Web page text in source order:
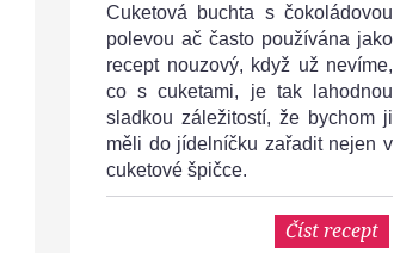
Cuketová buchta s čokoládovou
polevou ač často používána jako
recept nouzový, když už nevíme,
co s cuketami, je tak lahodnou
sladkou záležitostí, že bychom ji
měli do jídelníčku zařadit nejen v
cuketové špičce.
Číst recept